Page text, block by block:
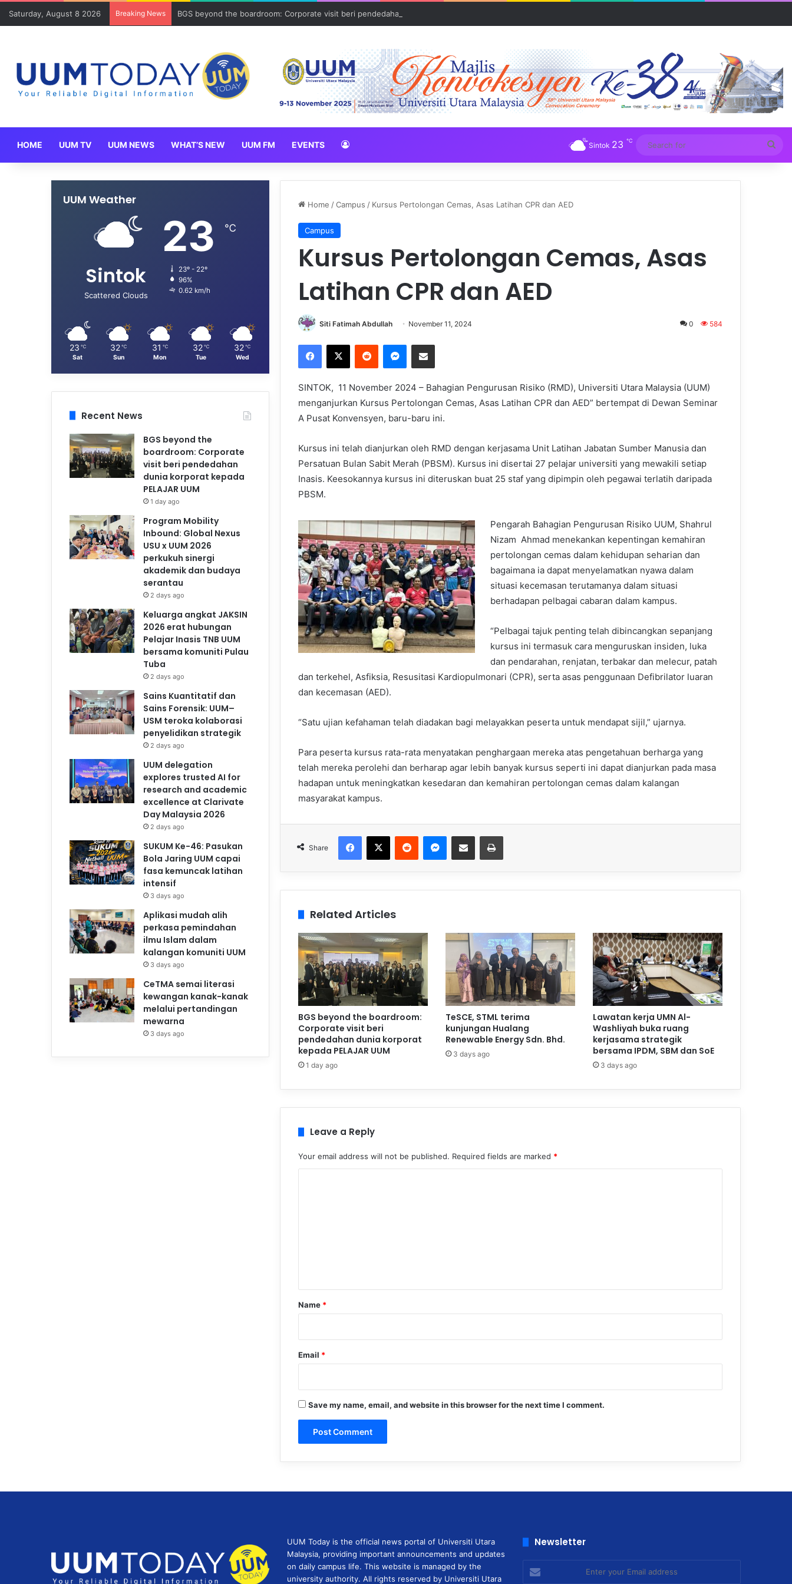
Saturday, August 8 2026 Breaking News BGS beyond the boardroom: Corporate visit beri pendedahan dunia korporat kepada PELAJAR UUM
HOME UUM TV UUM NEWS WHAT’S NEW UUM FM EVENTS Sintok 23 ℃
for
Home /Campus / Kursus Pertolongan Cemas, Asas Latihan CPR dan AED
Campus
Kursus Pertolongan Cemas, Asas
Latihan CPR dan AED
Siti Fatimah Abdullah November 11, 2024 0 584
SINTOK, 11 November 2024 – Bahagian Pengurusan Risiko (RMD), Universiti Utara Malaysia (UUM)
menganjurkan Kursus Pertolongan Cemas, Asas Latihan CPR dan AED” bertempat di Dewan Seminar
A Pusat Konvensyen, baru-baru ini.
Kursus ini telah dianjurkan oleh RMD dengan kerjasama Unit Latihan Jabatan Sumber Manusia dan
Persatuan Bulan Sabit Merah (PBSM). Kursus ini disertai 27 pelajar universiti yang mewakili setiap
Inasis. Keesokannya kursus ini diteruskan buat 25 staf yang dipimpin oleh pegawai terlatih daripada
PBSM.
Pengarah Bahagian Pengurusan Risiko UUM, Shahrul
Nizam Ahmad menekankan kepentingan kemahiran
pertolongan cemas dalam kehidupan seharian dan
bagaimana ia dapat menyelamatkan nyawa dalam
situasi kecemasan terutamanya dalam situasi
berhadapan pelbagai cabaran dalam kampus.
“Pelbagai tajuk penting telah dibincangkan sepanjang
kursus ini termasuk cara menguruskan insiden, luka
dan pendarahan, renjatan, terbakar dan melecur, patah
dan terkehel, Asfiksia, Resusitasi Kardiopulmonari (CPR), serta asas penggunaan Defibrilator luaran
dan kecemasan (AED).
“Satu ujian kefahaman telah diadakan bagi melayakkan peserta untuk mendapat sijil,” ujarnya.
Para peserta kursus rata-rata menyatakan penghargaan mereka atas pengetahuan berharga yang
telah mereka perolehi dan berharap agar lebih banyak kursus seperti ini dapat dianjurkan pada masa
hadapan untuk meningkatkan kesedaran dan kemahiran pertolongan cemas dalam kalangan
masyarakat kampus.
Share
Related Articles
BGS beyond the boardroom:
Corporate visit beri
pendedahan dunia korporat
kepada PELAJAR UUM
1 day ago
TeSCE, STML terima
kunjungan Hualang
Renewable Energy Sdn. Bhd.
3 days ago
Lawatan kerja UMN Al-
Washliyah buka ruang
kerjasama strategik
bersama IPDM, SBM dan SoE
3 days ago
Leave a Reply
Your email address will not be published. Required fields are marked *
*
Name *
Email *
Save my name, email, and website in this browser for the next time I comment.
UUM Weather
Sintok
Scattered Clouds
23 ℃
23º - 22º
96%
0.62 km/h
23 ℃
Sat
32 ℃
Sun
31 ℃
Mon
32 ℃
Tue
32 ℃
Wed
Recent News
BGS beyond the
boardroom: Corporate
visit beri pendedahan
dunia korporat kepada
PELAJAR UUM
1 day ago
Program Mobility
Inbound: Global Nexus
USU x UUM 2026
perkukuh sinergi
akademik dan budaya
serantau
2 days ago
Keluarga angkat JAKSIN
2026 erat hubungan
Pelajar Inasis TNB UUM
bersama komuniti Pulau
Tuba
2 days ago
Sains Kuantitatif dan
Sains Forensik: UUM–
USM teroka kolaborasi
penyelidikan strategik
2 days ago
UUM delegation
explores trusted AI for
research and academic
excellence at Clarivate
Day Malaysia 2026
2 days ago
SUKUM Ke-46: Pasukan
Bola Jaring UUM capai
fasa kemuncak latihan
intensif
3 days ago
Aplikasi mudah alih
perkasa pemindahan
ilmu Islam dalam
kalangan komuniti UUM
3 days ago
CeTMA semai literasi
kewangan kanak-kanak
melalui pertandingan
mewarna
3 days ago
UUM Today is the official news portal of Universiti Utara
Malaysia, providing important announcements and updates
on daily campus life. This website is managed by the
university authority. All rights reserved by Universiti Utara
Newsletter
your